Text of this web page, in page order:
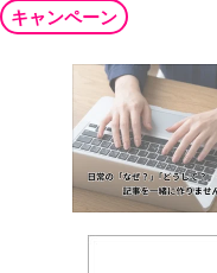
キャンペーン